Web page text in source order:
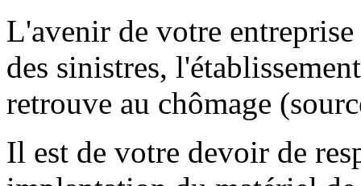
L'avenir de votre
des sinistres,
retrouve au chômage
Il est de votre devoir de